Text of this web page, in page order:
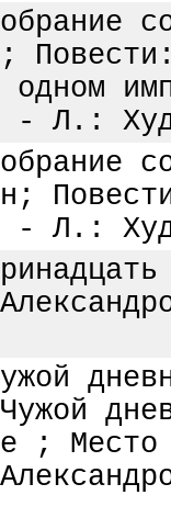
одном
- Л.:
- Л.:
;